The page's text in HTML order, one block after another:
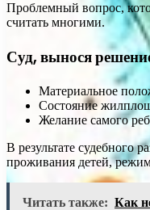
Проблемный вопрос,
считать многими.
Суд, вынося
Материальное
Состояние
Желание самого
В результате судебного
проживания детей,
Читать также: Как